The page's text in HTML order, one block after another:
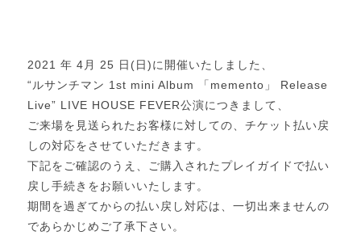
2021 年 4月 25 日(日)に開催いたしました、
“ルサンチマン 1st mini Album 「memento」 Release
Live” LIVE HOUSE FEVER公演につきまして、
ご来場を見送られたお客様に対しての、チケット払い戻
しの対応をさせていただきます。
下記をご確認のうえ、ご購入されたプレイガイドで払い
戻し手続きをお願いいたします。
期間を過ぎてからの払い戻し対応は、一切出来ませんの
であらかじめご了承下さい。